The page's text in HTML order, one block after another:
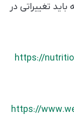
تغییراتی در
https://
https://